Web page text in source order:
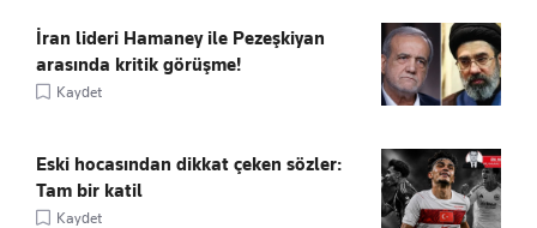
İran lideri Hamaney ile Pezeşkiyan
arasında kritik görüşme!
Kaydet
Eski hocasından dikkat çeken sözler:
Tam bir katil
Kaydet